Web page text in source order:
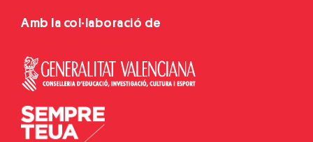
Amb la col·laboració de